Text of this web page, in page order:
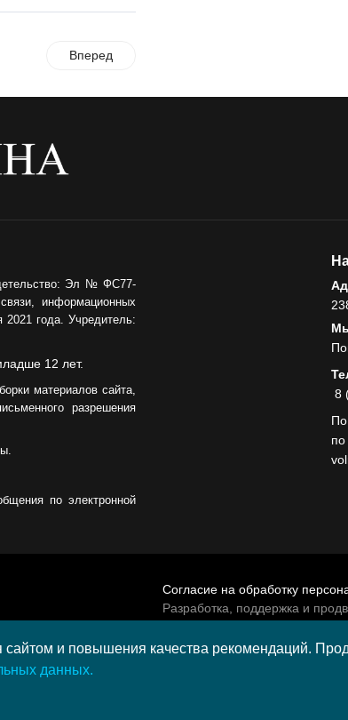
Вперед
Эл № ФС77-
информационных
2021 года. Учредитель:
12 лет.
материалов сайта,
разрешения
по электронной
8
гранта,
проектов ПАО
Согласие на обработку
Разработка, поддержка и
и повышения качества рекомендаций.
данных.